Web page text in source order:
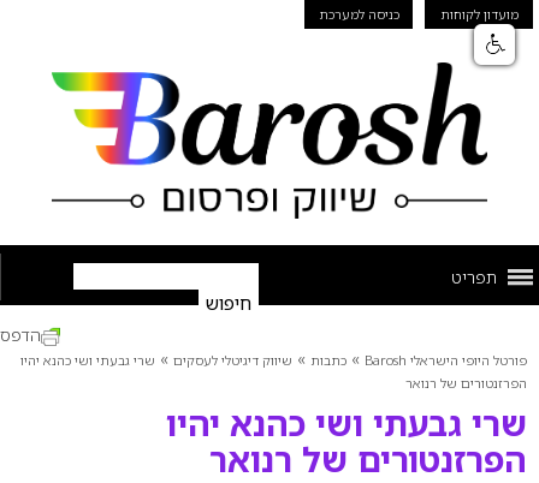
מועדון לקוחות כניסה למערכת
תפריט
פורטל היופי הישראלי Barosh » כתבות » שיווק דיגיטלי לעסקים » שרי גבעתי ושי כהנא יהיו
הפרזנטורים של רנואר
שרי גבעתי ושי כהנא יהיו
הפרזנטורים של רנואר
הדפס